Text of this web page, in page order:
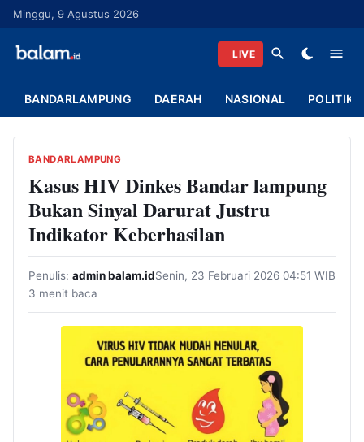
u
Minggu, 9 Agustus 2026
LIVE
BANDARLAMPUNG DAERAH NASIONAL POLITIK
BANDARLAMPUNG
Kasus HIV Dinkes Bandar lampung
Bukan Sinyal Darurat Justru
Indikator Keberhasilan
Penulis: admin balam.idSenin, 23 Februari 2026 04:51 WIB
3 menit baca